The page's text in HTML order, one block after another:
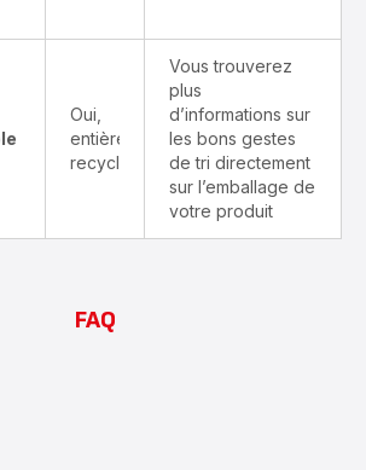
Oui,
entièrement
recyclable
Vous trouverez
plus
d’informations sur
les bons gestes
de tri directement
sur l’emballage de
votre produit
FAQ